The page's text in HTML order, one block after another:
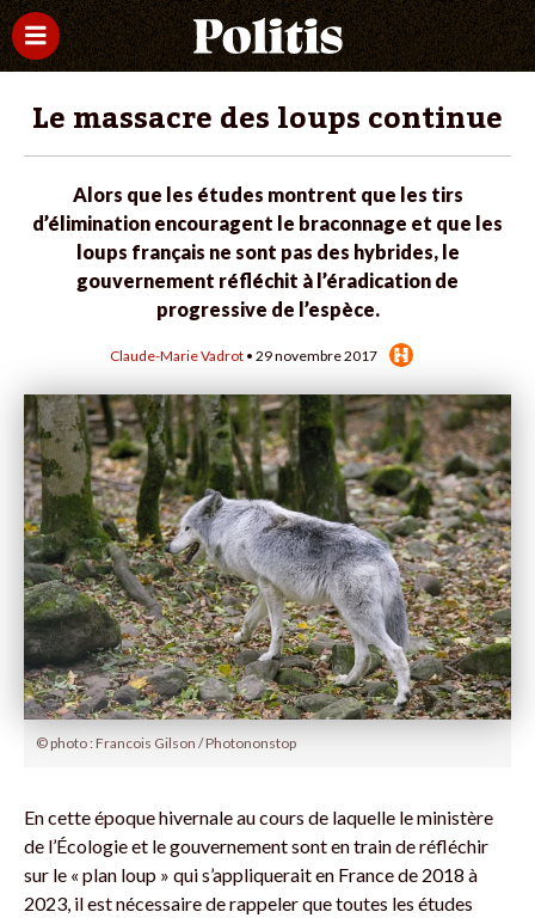
Le massacre des loups continue
Alors que les études montrent que les tirs
d’élimination encouragent le braconnage et que les
loups français ne sont pas des hybrides, le
gouvernement réfléchit à l’éradication de
progressive de l’espèce.
Claude-Marie Vadrot • 29 novembre 2017
© photo : Francois Gilson / Photononstop
En cette époque hivernale au cours de laquelle le ministère
de l’Écologie et le gouvernement sont en train de réfléchir
sur le « plan loup » qui s’appliquerait en France de 2018 à
2023, il est nécessaire de rappeler que toutes les études